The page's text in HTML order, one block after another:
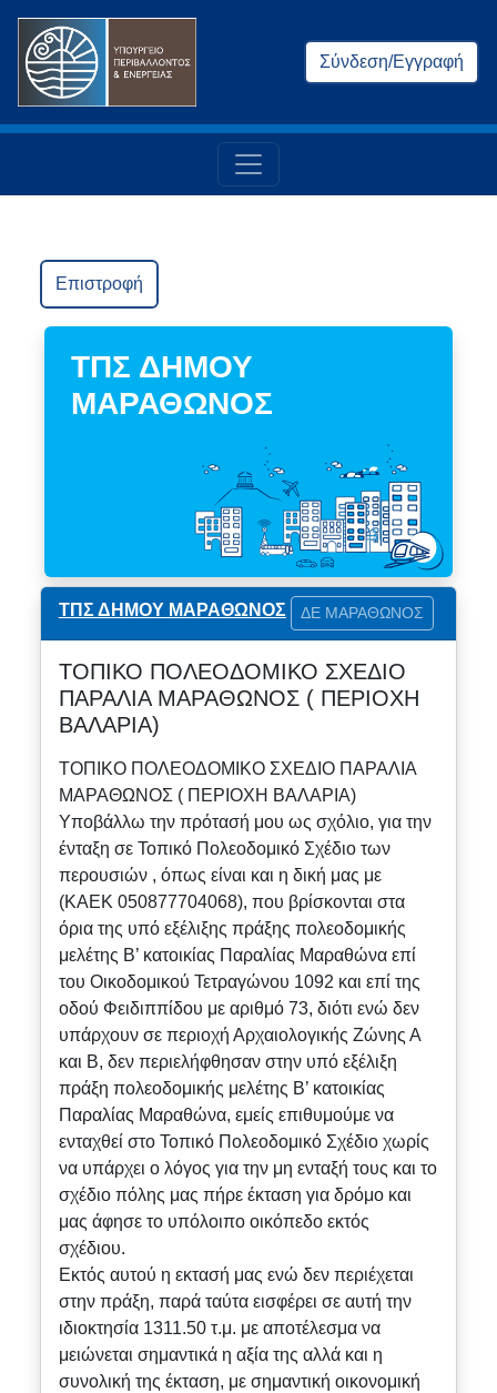
Σύνδεση/Εγγραφή
Επιστροφή
ΤΠΣ ΔΗΜΟΥ
ΜΑΡΑΘΩΝΟΣ
ΤΠΣ ΔΗΜΟΥ ΜΑΡΑΘΩΝΟΣ ΔΕ ΜΑΡΑΘΩΝΟΣ
ΤΟΠΙΚΟ ΠΟΛΕΟΔΟΜΙΚΟ ΣΧΕΔΙΟ
ΠΑΡΑΛΙΑ ΜΑΡΑΘΩΝΟΣ ( ΠΕΡΙΟΧΗ
ΒΑΛΑΡΙΑ)
ΤΟΠΙΚΟ ΠΟΛΕΟΔΟΜΙΚΟ ΣΧΕΔΙΟ ΠΑΡΑΛΙΑ
ΜΑΡΑΘΩΝΟΣ ( ΠΕΡΙΟΧΗ ΒΑΛΑΡΙΑ)
Υποβάλλω την πρότασή μου ως σχόλιο, για την
ένταξη σε Τοπικό Πολεοδομικό Σχέδιο των
περουσιών , όπως είναι και η δική μας με
(ΚΑΕΚ 050877704068), που βρίσκονται στα
όρια της υπό εξέλιξης πράξης πολεοδομικής
μελέτης Β’ κατοικίας Παραλίας Μαραθώνα επί
του Οικοδομικού Τετραγώνου 1092 και επί της
οδού Φειδιππίδου με αριθμό 73, διότι ενώ δεν
υπάρχουν σε περιοχή Αρχαιολογικής Ζώνης Α
και Β, δεν περιελήφθησαν στην υπό εξέλιξη
πράξη πολεοδομικής μελέτης Β’ κατοικίας
Παραλίας Μαραθώνα, εμείς επιθυμούμε να
ενταχθεί στο Τοπικό Πολεοδομικό Σχέδιο χωρίς
να υπάρχει ο λόγος για την μη ενταξή τους και το
σχέδιο πόλης μας πήρε έκταση για δρόμο και
μας άφησε το υπόλοιπο οικόπεδο εκτός
σχέδιου.
Εκτός αυτού η εκτασή μας ενώ δεν περιέχεται
στην πράξη, παρά ταύτα εισφέρει σε αυτή την
ιδιοκτησία 1311.50 τ.μ. με αποτέλεσμα να
μειώνεται σημαντικά η αξία της αλλά και η
συνολική της έκταση, με σημαντική οικονομική